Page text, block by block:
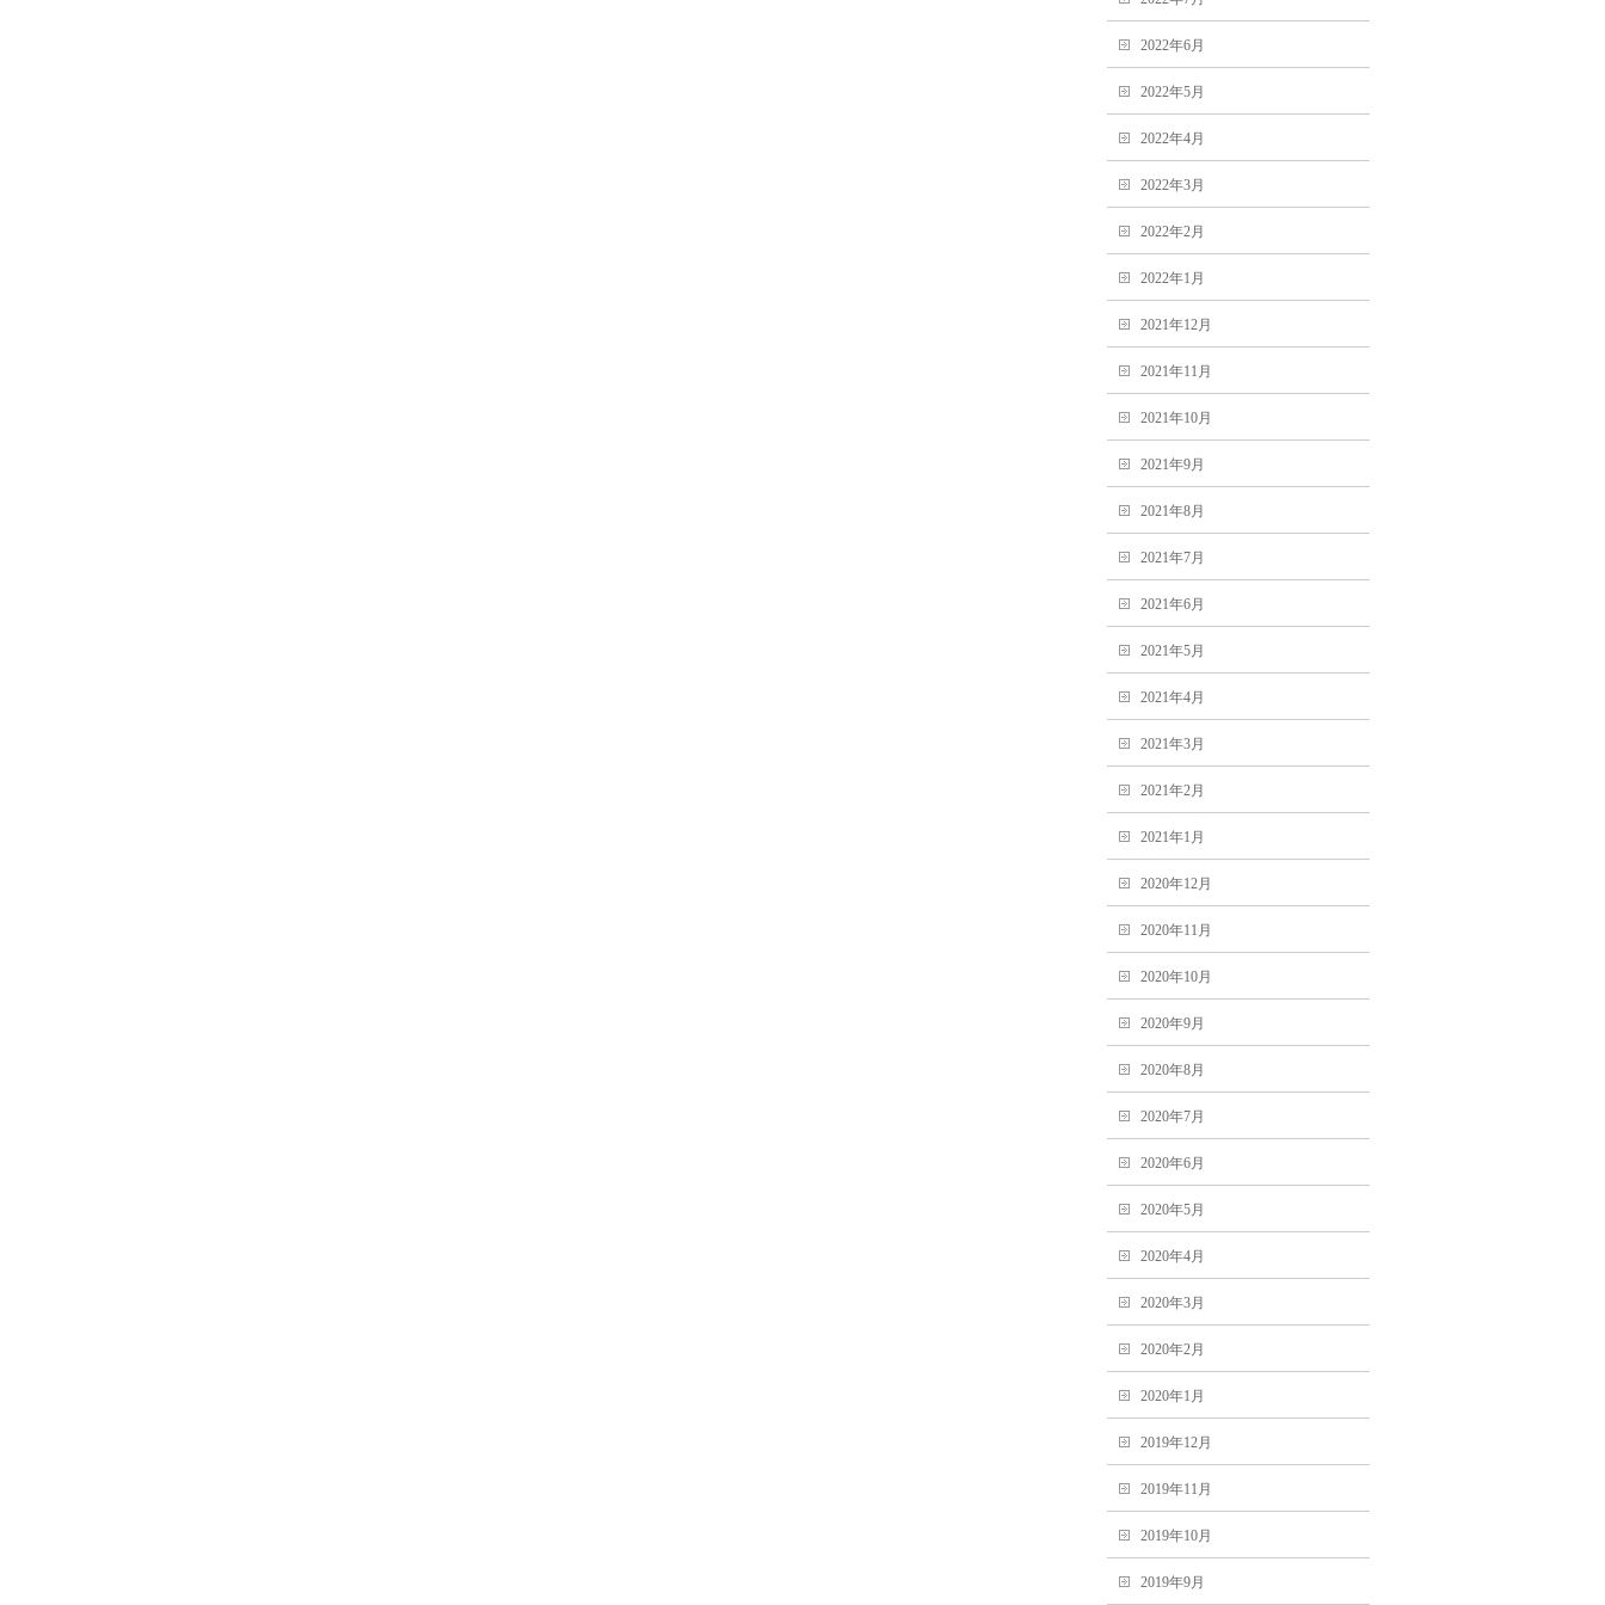
2022年6月
2022年5月
2022年4月
2022年3月
2022年2月
2022年1月
2021年12月
2021年11月
2021年10月
2021年9月
2021年8月
2021年7月
2021年6月
2021年5月
2021年4月
2021年3月
2021年2月
2021年1月
2020年12月
2020年11月
2020年10月
2020年9月
2020年8月
2020年7月
2020年6月
2020年5月
2020年4月
2020年3月
2020年2月
2020年1月
2019年12月
2019年11月
2019年10月
2019年9月